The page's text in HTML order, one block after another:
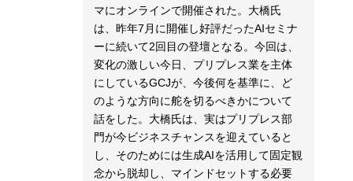
マにオンラインで開催された。大橋氏
は、昨年7月に開催し好評だったAIセミナ
ーに続いて2回目の登壇となる。今回は、
変化の激しい今日、プリプレス業を主体
にしているGCJが、今後何を基準に、ど
のような方向に舵を切るべきかについて
話をした。大橋氏は、実はプリプレス部
門が今ビジネスチャンスを迎えていると
し、そのためには生成AIを活用して固定観
念から脱却し、マインドセットする必要